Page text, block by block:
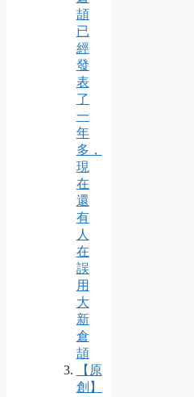
頡
已
經
發
表
了
一
年
多，
現
在
還
有
人
在
誤
用
大
新
倉
頡
【原
創】